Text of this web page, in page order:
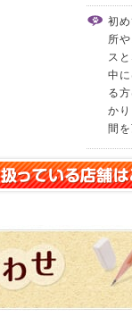
初
所
ス
中
る
か
間